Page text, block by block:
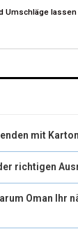
T
Umschläge
mit
richtigen
Oman Ihr